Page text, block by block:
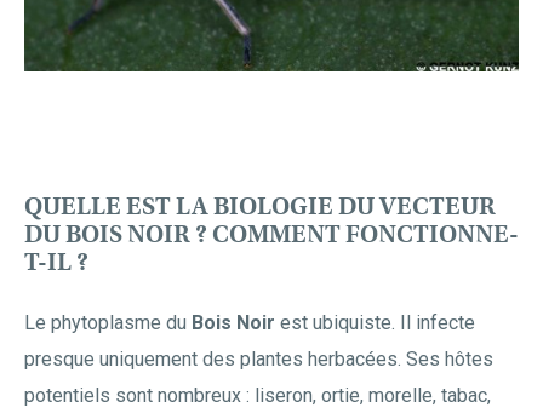
QUELLE EST LA BIOLOGIE DU VECTEUR
DU BOIS NOIR ? COMMENT FONCTIONNE-
T-IL ?
Le phytoplasme du Bois Noir est ubiquiste. Il infecte
presque uniquement des plantes herbacées. Ses hôtes
potentiels sont nombreux : liseron, ortie, morelle, tabac,